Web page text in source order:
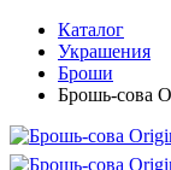
Каталог
Украшения
Броши
Брошь-сова